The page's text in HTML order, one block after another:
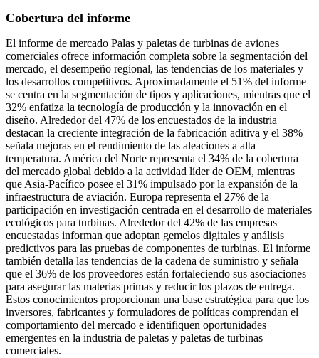
Cobertura del informe
El informe de mercado Palas y paletas de turbinas de aviones
comerciales ofrece información completa sobre la segmentación del
mercado, el desempeño regional, las tendencias de los materiales y
los desarrollos competitivos. Aproximadamente el 51% del informe
se centra en la segmentación de tipos y aplicaciones, mientras que el
32% enfatiza la tecnología de producción y la innovación en el
diseño. Alrededor del 47% de los encuestados de la industria
destacan la creciente integración de la fabricación aditiva y el 38%
señala mejoras en el rendimiento de las aleaciones a alta
temperatura. América del Norte representa el 34% de la cobertura
del mercado global debido a la actividad líder de OEM, mientras
que Asia-Pacífico posee el 31% impulsado por la expansión de la
infraestructura de aviación. Europa representa el 27% de la
participación en investigación centrada en el desarrollo de materiales
ecológicos para turbinas. Alrededor del 42% de las empresas
encuestadas informan que adoptan gemelos digitales y análisis
predictivos para las pruebas de componentes de turbinas. El informe
también detalla las tendencias de la cadena de suministro y señala
que el 36% de los proveedores están fortaleciendo sus asociaciones
para asegurar las materias primas y reducir los plazos de entrega.
Estos conocimientos proporcionan una base estratégica para que los
inversores, fabricantes y formuladores de políticas comprendan el
comportamiento del mercado e identifiquen oportunidades
emergentes en la industria de paletas y paletas de turbinas
comerciales.